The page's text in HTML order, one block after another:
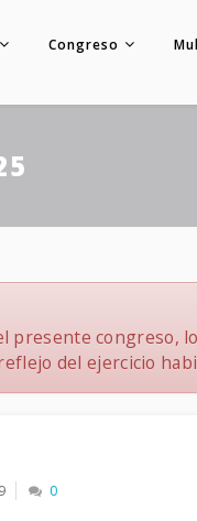
Congreso
presente
del ejercicio
0